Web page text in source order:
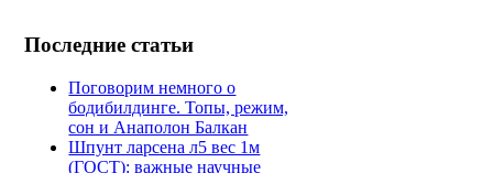
Последние статьи
Поговорим немного о
бодибилдинге. Топы, режим,
сон и Анаполон Балкан
Шпунт ларсена л5 вес 1м
(ГОСТ): важные научные